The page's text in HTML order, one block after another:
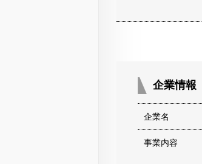
企業情報
企業名
事業内容